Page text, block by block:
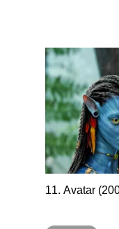
11. Avatar